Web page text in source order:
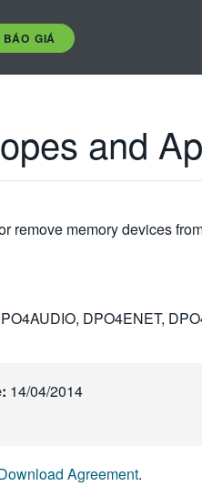
GIÁ
and
memory devices
DPO4ENET,
14/04/2014
Agreement.